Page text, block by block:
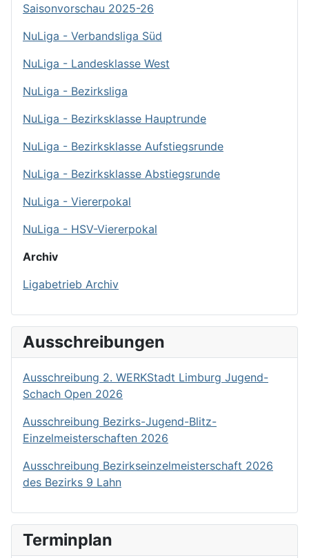
Saisonvorschau 2025-26
NuLiga - Verbandsliga Süd
NuLiga - Landesklasse West
NuLiga - Bezirksliga
NuLiga - Bezirksklasse Hauptrunde
NuLiga - Bezirksklasse Aufstiegsrunde
NuLiga - Bezirksklasse Abstiegsrunde
NuLiga - Viererpokal
NuLiga - HSV-Viererpokal
Archiv
Ligabetrieb Archiv
Ausschreibungen
Ausschreibung 2. WERKStadt Limburg Jugend-
Schach Open 2026
Ausschreibung Bezirks-Jugend-Blitz-
Einzelmeisterschaften 2026
Ausschreibung Bezirkseinzelmeisterschaft 2026
des Bezirks 9 Lahn
Terminplan